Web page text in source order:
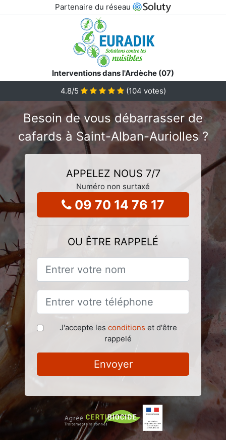
Partenaire du réseau
Interventions dans l'Ardèche (07)
4.8/5 (104 votes)
Besoin de vous débarrasser de
cafards à Saint-Alban-Auriolles ?
APPELEZ NOUS 7/7
Numéro non surtaxé
09 70 14 76 17
OU ÊTRE RAPPELÉ
J'accepte les conditions et d'être
rappelé
Envoyer